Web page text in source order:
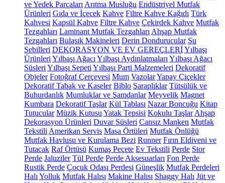
ve Yedek Parçaları Arıtma Musluğu Endüstriyel Mutfak
Ürünleri Gıda ve İçecek Kahve Filtre Kahve Kağıdı Türk
Kahvesi Kapsül Kahve Filtre Kahve Çekirdek Kahve Mutfak
Tezgahları Laminant Mutfak Tezgahları Ahşap Mutfak
Tezgahları Bulaşık Makineleri Derin Dondurucular Su
Sebilleri DEKORASYON VE EV GEREÇLERİYılbaşı
Ürünleri Yılbaşı Ağacı Yılbaşı Aydınlatmaları Yılbaşı Ağacı
Süsleri Yılbaşı Sepeti Yılbaşı Parti Malzemeleri Dekoratif
Objeler Fotoğraf Çerçevesi Mum VazolarYapay Çiçekler
Dekoratif Tabak ve Kaseler Biblo Şaraplıklar Tütsülük ve
Buhurdanlık Mumluklar ve Şamdanlar Meyvelik Magnet
Kumbara Dekoratif Taşlar Kül Tablası Nazar Boncuğu Kitap
Tutucular Müzik Kutusu Yatak Tepsisi Kokulu Taşlar Ahşap
Dekorasyon Ürünleri Duvar Süsleri Cansız Manken Mutfak
Tekstili Amerikan Servis Masa Örtüleri Mutfak Önlüğü
Mutfak Havlusu ve Kurulama Bezi Runner Fırın Eldiveni ve
Tutacak Raf Örtüsü Kumaş Peçete Ev Tekstili Perde Stor
Perde Jaluziler Tül Perde Perde Aksesuarları Fon Perde
Rustik Perde Çocuk Odası Perdesi Güneşlik Mutfak Perdeleri
Halı Yolluk Mutfak Halısı Makine Halısı Shaggy Halı Jüt ve